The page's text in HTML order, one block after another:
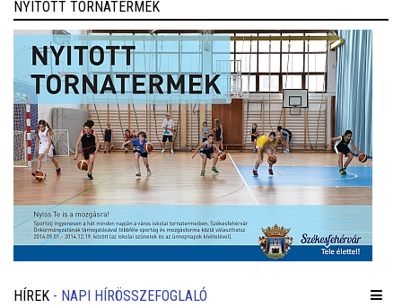
NYITOTT TORNATERMEK
HÍREK - NAPI HÍRÖSSZEFOGLALÓ